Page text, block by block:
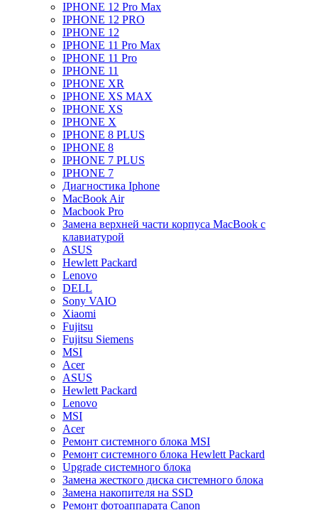
IPHONE 12 Pro Max
IPHONE 12 PRO
IPHONE 12
IPHONE 11 Pro Max
IPHONE 11 Pro
IPHONE 11
IPHONE XR
IPHONE XS MAX
IPHONE XS
IPHONE X
IPHONE 8 PLUS
IPHONE 8
IPHONE 7 PLUS
IPHONE 7
Диагностика Iphone
MacBook Air
Macbook Pro
Замена верхней части корпуса MacBook с
клавиатурой
ASUS
Hewlett Packard
Lenovo
DELL
Sony VAIO
Xiaomi
Fujitsu
Fujitsu Siemens
MSI
Acer
ASUS
Hewlett Packard
Lenovo
MSI
Acer
Ремонт системного блока MSI
Ремонт системного блока Hewlett Packard
Upgrade системного блока
Замена жесткого диска системного блока
Замена накопителя на SSD
Ремонт фотоаппарата Canon